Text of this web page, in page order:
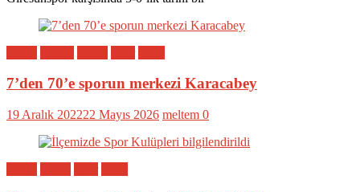
7’den 70’e sporun merkezi Karacabey
19 Aralık 202222 Mayıs 2026 meltem 0